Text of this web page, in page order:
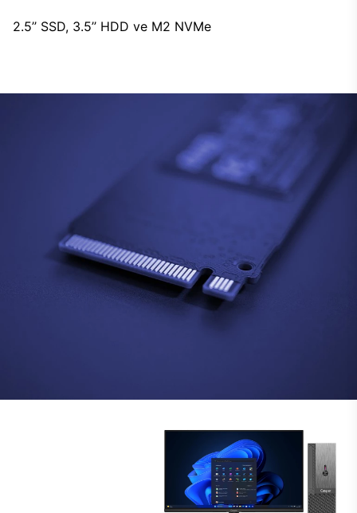
2.5’’ SSD, 3.5’’ HDD ve M2 NVMe